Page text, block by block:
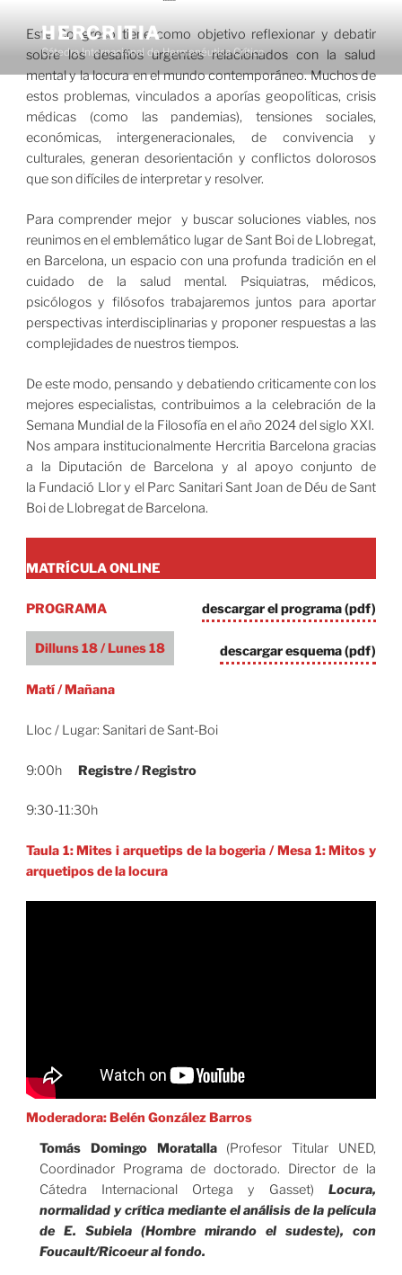
contenido
HERCRITIA
Cátedra Internacional de Hermenéutica Crítica
Menú
Este Congreso tiene como objetivo reflexionar y debatir
sobre los desafíos urgentes relacionados con la salud
mental y la locura en el mundo contemporáneo. Muchos de
estos problemas, vinculados a aporías geopolíticas, crisis
médicas (como las pandemias), tensiones sociales,
económicas, intergeneracionales, de convivencia y
culturales, generan desorientación y conflictos dolorosos
que son difíciles de interpretar y resolver.
Para comprender mejor y buscar soluciones viables, nos
reunimos en el emblemático lugar de Sant Boi de Llobregat,
en Barcelona, un espacio con una profunda tradición en el
cuidado de la salud mental. Psiquiatras, médicos,
psicólogos y filósofos trabajaremos juntos para aportar
perspectivas interdisciplinarias y proponer respuestas a las
complejidades de nuestros tiempos.
De este modo, pensando y debatiendo criticamente con los
mejores especialistas, contribuimos a la celebración de la
Semana Mundial de la Filosofía en el año 2024 del siglo XXI.
Nos ampara institucionalmente Hercritia Barcelona gracias
a la Diputación de Barcelona y al apoyo conjunto de
la Fundació Llor y el Parc Sanitari Sant Joan de Déu de Sant
Boi de Llobregat de Barcelona.
MATRÍCULA ONLINE
descargar el programa (pdf)
descargar esquema (pdf)
PROGRAMA
Dilluns 18/ Lunes 18
Matí / Mañana
Lloc / Lugar: Sanitari de Sant-Boi
9:00h Registre / Registro
9:30-11:30h
Taula 1: Mites i arquetips de la bogeria /Mesa 1: Mitos y
arquetipos de la locura
Moderadora: Belén González Barros
Tomás Domingo Moratalla (Profesor Titular UNED,
Coordinador Programa de doctorado. Director de la
Cátedra Internacional Ortega y Gasset)Locura,
normalidad y crítica mediante el análisis de la película
de E. Subiela (Hombre mirando el sudeste), con
Foucault/Ricoeur al fondo.